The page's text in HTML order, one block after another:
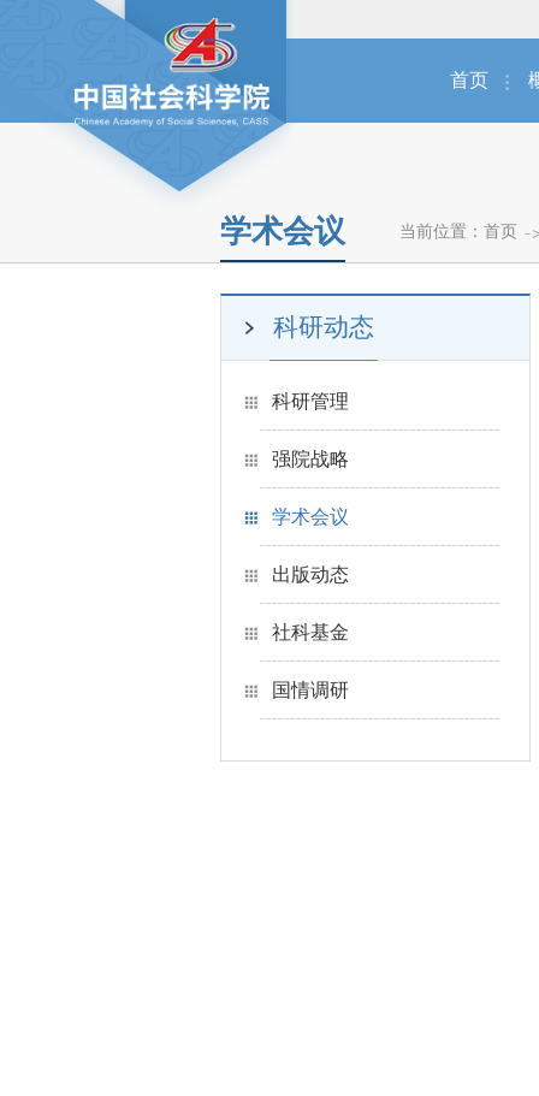
首页
学术会议 当前位置： 首页
科研动态
科研管理
强院战略
学术会议
出版动态
社科基金
国情调研